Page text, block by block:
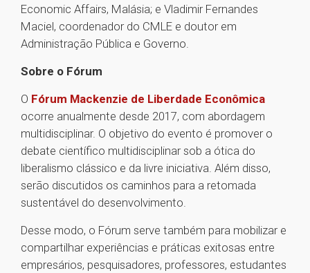
Economic Affairs, Malásia; e Vladimir Fernandes
Maciel, coordenador do CMLE e doutor em
Administração Pública e Governo.
Sobre o Fórum
O Fórum Mackenzie de Liberdade Econômica
ocorre anualmente desde 2017, com abordagem
multidisciplinar. O objetivo do evento é promover o
debate científico multidisciplinar sob a ótica do
liberalismo clássico e da livre iniciativa. Além disso,
serão discutidos os caminhos para a retomada
sustentável do desenvolvimento.
Desse modo, o Fórum serve também para mobilizar e
compartilhar experiências e práticas exitosas entre
empresários, pesquisadores, professores, estudantes